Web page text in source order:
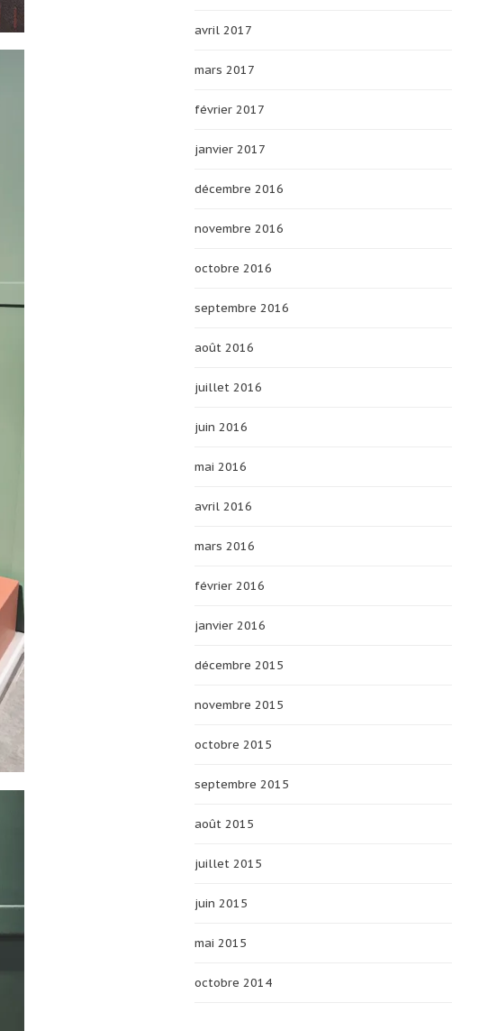
avril 2017
mars 2017
février 2017
janvier 2017
décembre 2016
novembre 2016
octobre 2016
septembre 2016
août 2016
juillet 2016
juin 2016
mai 2016
avril 2016
mars 2016
février 2016
janvier 2016
décembre 2015
novembre 2015
octobre 2015
septembre 2015
août 2015
juillet 2015
juin 2015
mai 2015
octobre 2014